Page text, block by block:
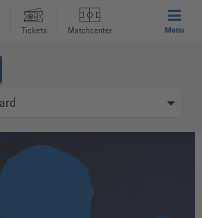
Tickets Matchcenter Menu